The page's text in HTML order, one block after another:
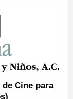
Cine para